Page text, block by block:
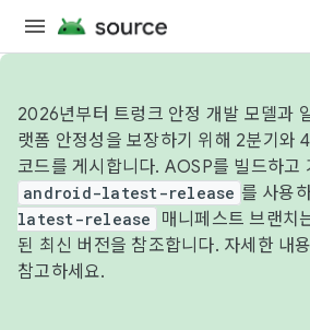
2026년부터 트렁크 안정 개발 모델과
랫폼 안정성을 보장하기 위해 2분기와
코드를 게시합니다. AOSP를 빌드하고
android-latest-release 를 사용
latest-release
매니페스트 브랜치
된 최신 버전을 참조합니다. 자세한 내
참고하세요.